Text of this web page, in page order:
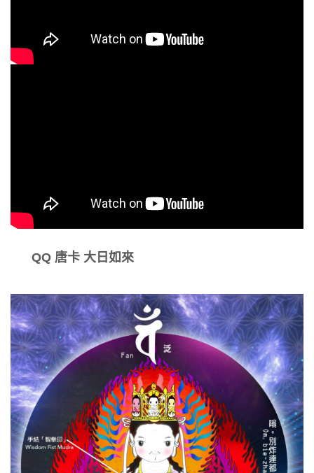
QQ 唐卡 大日如來